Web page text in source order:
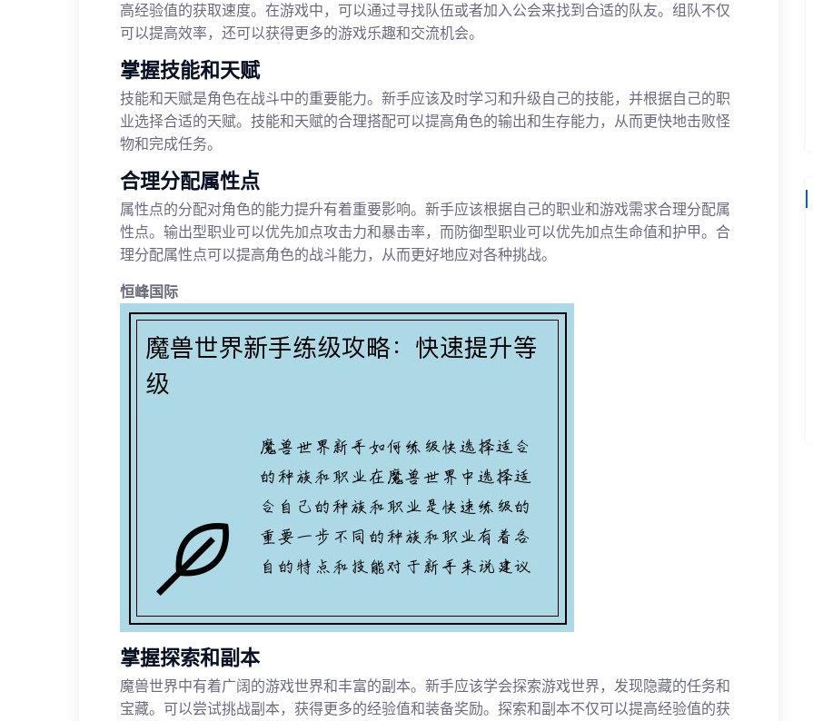
高经验值的获取速度。在游戏中，可以通过寻找队伍或者加入公会来找到合适的队友。组队不仅
可以提高效率，还可以获得更多的游戏乐趣和交流机会。
掌握技能和天赋
技能和天赋是角色在战斗中的重要能力。新手应该及时学习和升级自己的技能，并根据自己的职
业选择合适的天赋。技能和天赋的合理搭配可以提高角色的输出和生存能力，从而更快地击败怪
物和完成任务。
合理分配属性点
属性点的分配对角色的能力提升有着重要影响。新手应该根据自己的职业和游戏需求合理分配属
性点。输出型职业可以优先加点攻击力和暴击率，而防御型职业可以优先加点生命值和护甲。合
理分配属性点可以提高角色的战斗能力，从而更好地应对各种挑战。
恒峰国际
掌握探索和副本
魔兽世界中有着广阔的游戏世界和丰富的副本。新手应该学会探索游戏世界，发现隐藏的任务和
宝藏。可以尝试挑战副本，获得更多的经验值和装备奖励。探索和副本不仅可以提高经验值的获